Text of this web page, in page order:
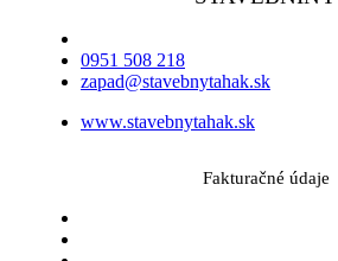
0951 508 218
zapad@stavebnytahak.sk
www.stavebnytahak.sk
Fakturačné údaje